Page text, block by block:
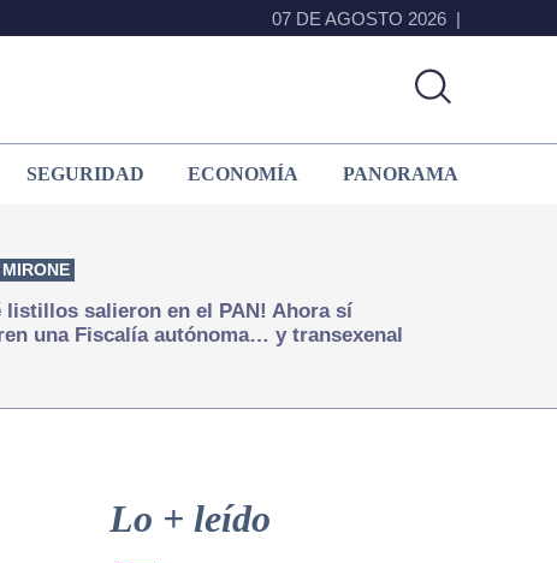
07 DE AGOSTO 2026
SEGURIDAD ECONOMÍA PANORAMA
listillos salieron en el PAN! Ahora sí
una Fiscalía autónoma… y transexenal
Sidebar
Lo + leído